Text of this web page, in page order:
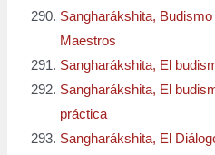
Sangharákshita,
Maestros
Sangharákshita, El
Sangharákshita, El
práctica
Sangharákshita, El